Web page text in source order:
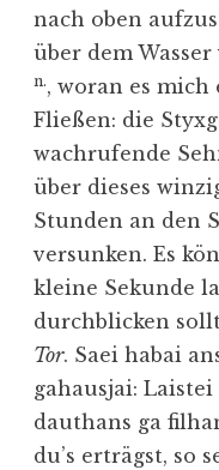
nach oben
über dem
n., woran es
Fließen: die
wachrufende
über dieses
Stunden an den
versunken. Es
kleine Sekunde
durchblicken
Tor. Saei habai
gahausjai:
dauthans ga
du’s erträgst, so